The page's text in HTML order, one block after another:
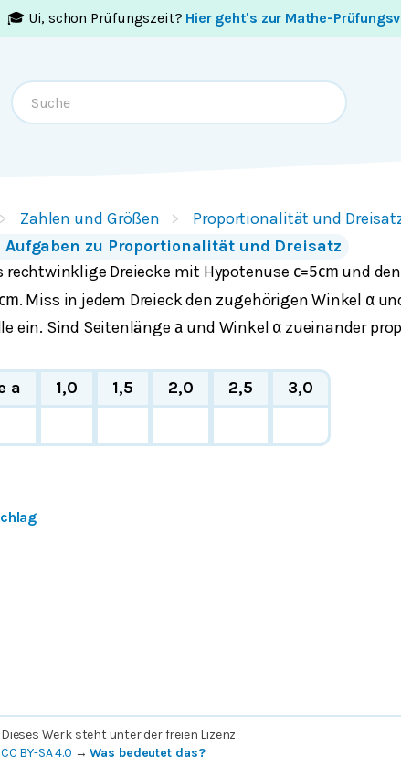
🎓 Ui, schon Prüfungszeit? Hier geht's zur Mathe-
Zahlen und Größen
Proportionalität und
Aufgaben zu Proportionalität und Dreisatz
rechtwinklige Dreiecke mit Hypotenuse c=5cm und
cm. Miss in jedem Dreieck den zugehörigen Winkel α
ein. Sind Seitenlänge a und Winkel α zueinander
a 1,0 1,5 2,0 2,5
3,0
Dieses Werk steht unter der freien Lizenz
CC BY-SA 4.0 →Was bedeutet das?